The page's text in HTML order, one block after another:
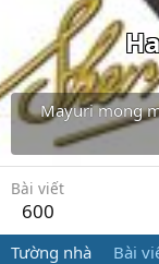
Mayuri mong
Bài viết
600
Tường nhà Bài